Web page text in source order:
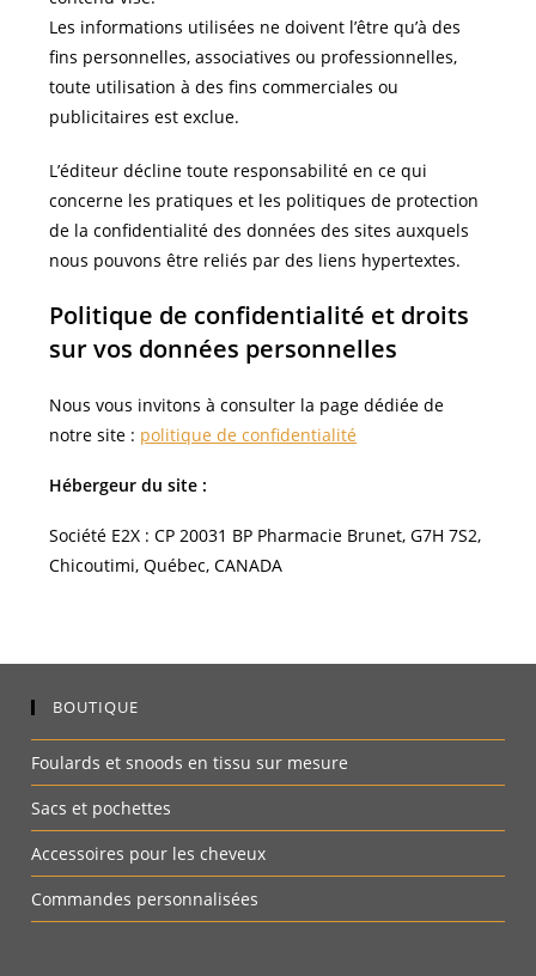
Les informations utilisées ne doivent l’être qu’à des
fins personnelles, associatives ou professionnelles,
toute utilisation à des fins commerciales ou
publicitaires est exclue.
L’éditeur décline toute responsabilité en ce qui
concerne les pratiques et les politiques de protection
de la confidentialité des données des sites auxquels
nous pouvons être reliés par des liens hypertextes.
Politique de confidentialité et droits
sur vos données personnelles
Nous vous invitons à consulter la page dédiée de
notre site : politique de confidentialité
Hébergeur du site :
Société E2X : CP 20031 BP Pharmacie Brunet, G7H 7S2,
Chicoutimi, Québec, CANADA
BOUTIQUE
Foulards et snoods en tissu sur mesure
Sacs et pochettes
Accessoires pour les cheveux
Commandes personnalisées